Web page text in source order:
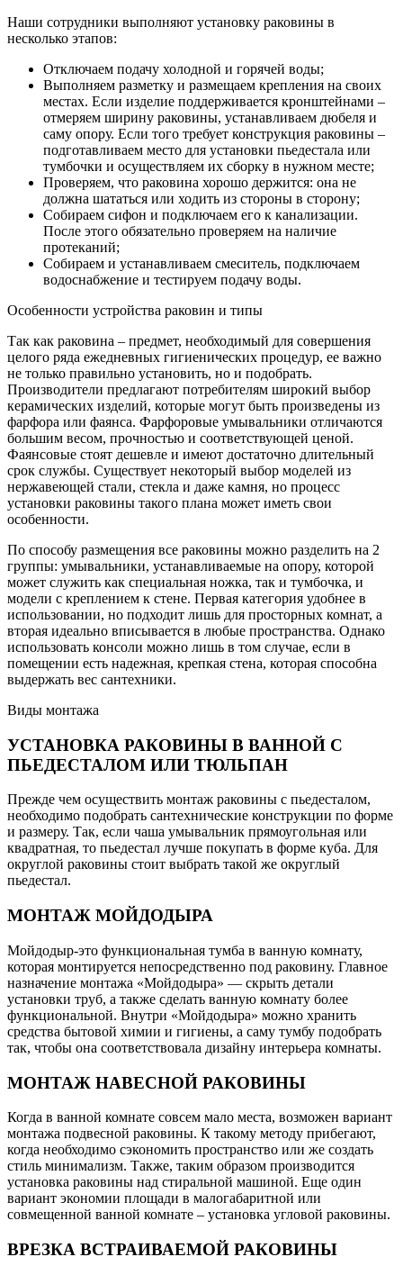
Наши сотрудники выполняют установку раковины в
несколько этапов:
Отключаем подачу холодной и горячей воды;
Выполняем разметку и размещаем крепления на своих
местах. Если изделие поддерживается кронштейнами –
отмеряем ширину раковины, устанавливаем дюбеля и
саму опору. Если того требует конструкция раковины –
подготавливаем место для установки пьедестала или
тумбочки и осуществляем их сборку в нужном месте;
Проверяем, что раковина хорошо держится: она не
должна шататься или ходить из стороны в сторону;
Собираем сифон и подключаем его к канализации.
После этого обязательно проверяем на наличие
протеканий;
Собираем и устанавливаем смеситель, подключаем
водоснабжение и тестируем подачу воды.
Особенности устройства раковин и типы
Так как раковина – предмет, необходимый для совершения
целого ряда ежедневных гигиенических процедур, ее важно
не только правильно установить, но и подобрать.
Производители предлагают потребителям широкий выбор
керамических изделий, которые могут быть произведены из
фарфора или фаянса. Фарфоровые умывальники отличаются
большим весом, прочностью и соответствующей ценой.
Фаянсовые стоят дешевле и имеют достаточно длительный
срок службы. Существует некоторый выбор моделей из
нержавеющей стали, стекла и даже камня, но процесс
установки раковины такого плана может иметь свои
особенности.
По способу размещения все раковины можно разделить на 2
группы: умывальники, устанавливаемые на опору, которой
может служить как специальная ножка, так и тумбочка, и
модели с креплением к стене. Первая категория удобнее в
использовании, но подходит лишь для просторных комнат, а
вторая идеально вписывается в любые пространства. Однако
использовать консоли можно лишь в том случае, если в
помещении есть надежная, крепкая стена, которая способна
выдержать вес сантехники.
Виды монтажа
УСТАНОВКА РАКОВИНЫ В ВАННОЙ С
ПЬЕДЕСТАЛОМ ИЛИ ТЮЛЬПАН
Прежде чем осуществить монтаж раковины с пьедесталом,
необходимо подобрать сантехнические конструкции по форме
и размеру. Так, если чаша умывальник прямоугольная или
квадратная, то пьедестал лучше покупать в форме куба. Для
округлой раковины стоит выбрать такой же округлый
пьедестал.
МОНТАЖ МОЙДОДЫРА
Мойдодыр-это функциональная тумба в ванную комнату,
которая монтируется непосредственно под раковину. Главное
назначение монтажа «Мойдодыра» — скрыть детали
установки труб, а также сделать ванную комнату более
функциональной. Внутри «Мойдодыра» можно хранить
средства бытовой химии и гигиены, а саму тумбу подобрать
так, чтобы она соответствовала дизайну интерьера комнаты.
МОНТАЖ НАВЕСНОЙ РАКОВИНЫ
Когда в ванной комнате совсем мало места, возможен вариант
монтажа подвесной раковины. К такому методу прибегают,
когда необходимо сэкономить пространство или же создать
стиль минимализм. Также, таким образом производится
установка раковины над стиральной машиной. Еще один
вариант экономии площади в малогабаритной или
совмещенной ванной комнате – установка угловой раковины.
ВРЕЗКА ВСТРАИВАЕМОЙ РАКОВИНЫ